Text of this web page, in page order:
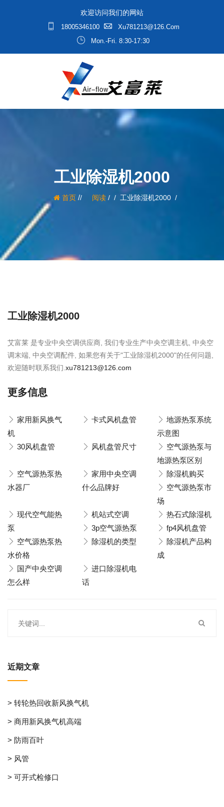
欢迎访问我们的网站
18005346100
Xu781213@126.com
Mon.-Fri. 8:30-17:30
工业除湿机2000
首页/ 阅读/ 工业除湿机2000
工业除湿机2000
艾富莱 是专业中央空调供应商, 我们专业生产中央空调主机, 中央空
调末端, 中央空调配件, 如果您有关于"工业除湿机2000"的任何问题,
欢迎随时联系我们. xu781213@126.com
更多信息
家用新风换气
机
卡式风机盘管
地源热泵系统
示意图
30风机盘管
风机盘管尺寸
空气源热泵与
地源热泵区别
空气源热泵热
水器厂
家用中央空调
什么品牌好
除湿机购买
空气源热泵市
场
现代空气能热
泵
机站式空调
热石式除湿机
3p空气源热泵
fp4风机盘管
空气源热泵热
水价格
除湿机的类型
除湿机产品构
成
国产中央空调
怎么样
进口除湿机电
话
近期文章
> 转轮热回收新风换气机
> 商用新风换气机高端
> 防雨百叶
> 风管
> 可开式检修口